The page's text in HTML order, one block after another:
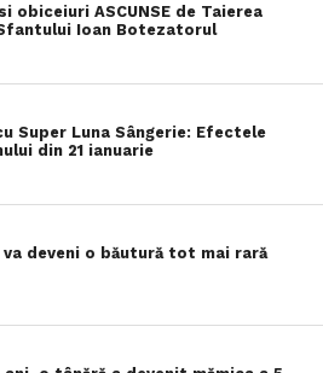
obiceiuri ASCUNSE de Taierea
Ioan Botezatorul
Super Luna Sângerie: Efectele
din 21 ianuarie
va deveni o băutură tot mai rară